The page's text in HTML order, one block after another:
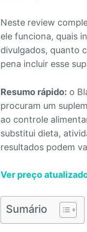
Neste review
ele funciona, quais
divulgados, quanto
pena incluir esse
Resumo rápido: o
procuram um
ao controle
substitui dieta,
resultados podem
Ver preço
Sumário